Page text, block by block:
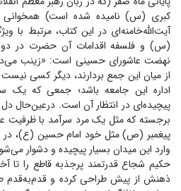
کبری (س) نامیده شده است) همخوانی
آیت‌الله‌خامنه‌ای در این کتاب، مرتبط
(س) و فلسفه اقدامات آن حضرت در
نهضت عاشورای حسینی است: «زینب
از میان این جمع بردارند، دیگر کسی
اداره این جامعه باشد؛ جمعی که یک
پیچیده‌ای در انتظار آن است. درعین‌حال
برجسته که مثل یک مرد سرآمد با ظرفیت
پیغمبر (ص) مثل خود امام حسین (ع)،
وارد این میدان بسیار پیچیده و دشوار
حکیم شجاع قدرتمند پرجذبه قاطع را تا
ذهنش از پیش طراحی کرده و قدم‌به‌قدم